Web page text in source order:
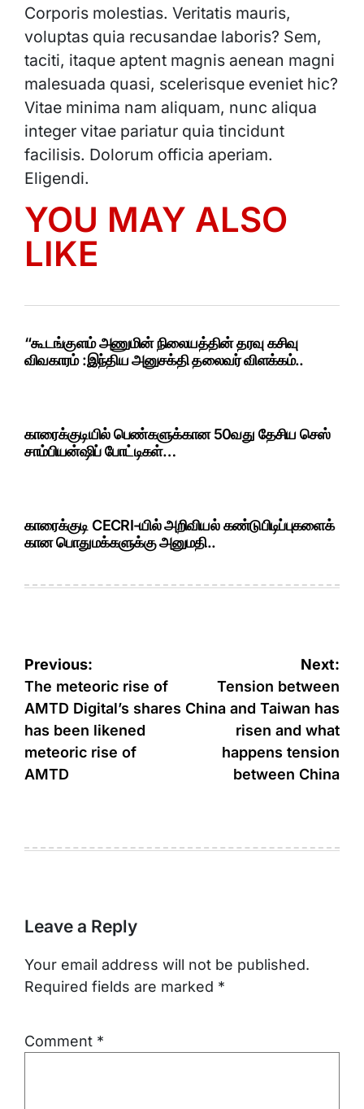
Corporis molestias. Veritatis mauris,
voluptas quia recusandae laboris? Sem,
taciti, itaque aptent magnis aenean magni
malesuada quasi, scelerisque eveniet hic?
Vitae minima nam aliquam, nunc aliqua
integer vitae pariatur quia tincidunt
facilisis. Dolorum officia aperiam.
Eligendi.
YOU MAY ALSO
LIKE
“கூடங்குளம் அணுமின் நிலையத்தின் தரவு கசிவு
விவகாரம் :இந்திய அனுசக்தி தலைவர் விளக்கம்..
காரைக்குடியில் பெண்களுக்கான 50வது தேசிய செஸ்
சாம்பியன்ஷிப் போட்டிகள்…
காரைக்குடி CECRI-யில் அறிவியல் கண்டுபிடிப்புகளைக்
கான பொதுமக்களுக்கு அனுமதி..
Post
navigation
Previous:
The meteoric rise of
AMTD Digital’s shares
has been likened
meteoric rise of
AMTD
Next:
Tension between
China and Taiwan has
risen and what
happens tension
between China
Leave a Reply
Your email address will not be published.
Required fields are marked *
Comment *